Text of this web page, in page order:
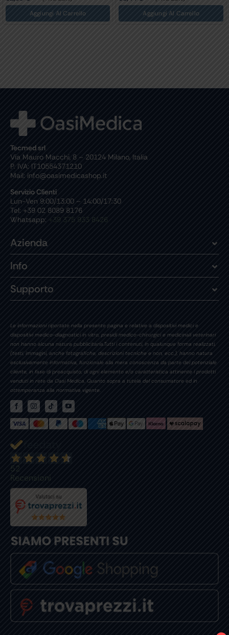
Aggiungi Al Carrello
Aggiungi Al Carrello
Tecmed srl
Via Mauro Macchi, 8 – 20124 Milano, Italia
P. IVA: IT10554371210
Mail: info@oasimedicashop.it
Servizio Clienti
Lun-Ven 9:00/13:00 – 14:00/17:30
Tel: +39 02 8089 8176
Whatsapp: +39 375 933 8426
Azienda
Info
Supporto
Le informazioni riportate nella presente pagina e relative a dispositivi medici e
dispositivi medico-diagnostici in vitro, presidi medico-chirurgici e medicinali veterinari
non hanno alcuna natura pubblicitaria.Tutti i contenuti, in qualunque forma realizzati,
(testi, immagini, anche fotografiche, descrizioni tecniche e non, ecc.), hanno natura
esclusivamente informativa, funzionale alla mera conoscenza da parte del potenziale
cliente, in fase di preacquisto, di ogni elemento e/o caratteristica attinente i prodotti
venduti in rete da Oasi Medica. Quanto sopra a tutela del consumatore ed in
ottemperanza alla normativa vigente.
52
Recensioni